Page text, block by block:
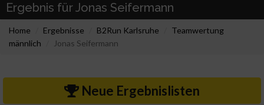
Ergebnis für Jonas Seifermann
Home Ergebnisse B2Run Karlsruhe
Teamwertung
männlich
Jonas Seifermann
Neue Ergebnislisten